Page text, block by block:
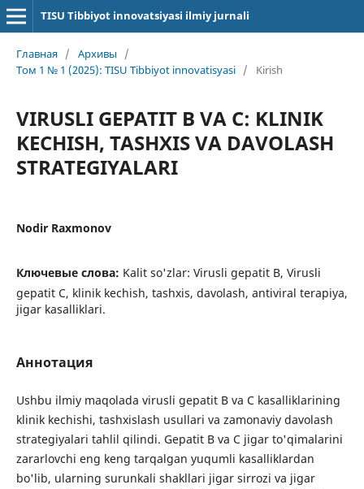
TISU Tibbiyot innovatsiyasi ilmiy jurnali
Главная / Архивы
/
Том 1 № 1 (2025): TISU Tibbiyot innovatisyasi / Kirish
VIRUSLI GEPATIT B VA C: KLINIK
KECHISH, TASHXIS VA DAVOLASH
STRATEGIYALARI
Nodir Raxmonov
Ключевые слова: Kalit so'zlar: Virusli gepatit B, Virusli
gepatit C, klinik kechish, tashxis, davolash, antiviral terapiya,
jigar kasalliklari.
Аннотация
Ushbu ilmiy maqolada virusli gepatit B va C kasalliklarining
klinik kechishi, tashxislash usullari va zamonaviy davolash
strategiyalari tahlil qilindi. Gepatit B va C jigar to'qimalarini
zararlovchi eng keng tarqalgan yuqumli kasalliklardan
bo'lib, ularning surunkali shakllari jigar sirrozi va jigar